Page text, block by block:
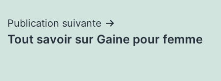
Publication suivante
Tout savoir sur Gaine pour femme